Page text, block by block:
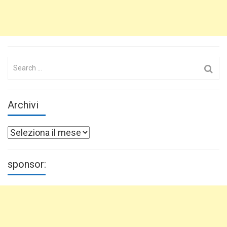
Search
Archivi
Archivi
sponsor: